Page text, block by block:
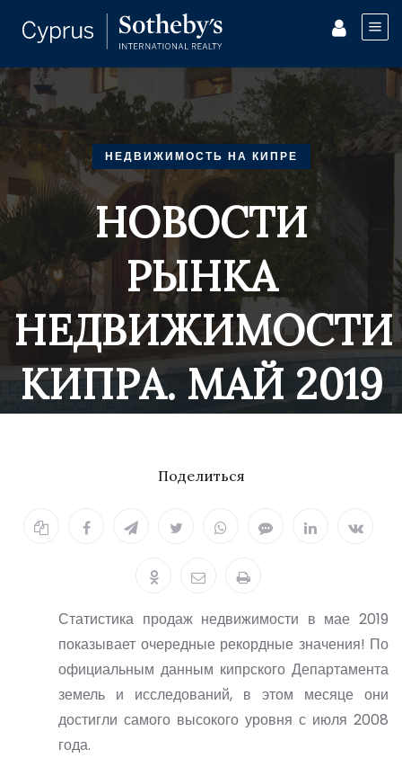
НЕДВИЖИМОСТЬ НА КИПРЕ
НОВОСТИ
РЫНКА
НЕДВИЖИМОСТИ
КИПРА. МАЙ 2019
Поделиться
Статистика продаж недвижимости в мае 2019
показывает очередные рекордные значения! По
официальным данным кипрского Департамента
земель и исследований, в этом месяце они
достигли самого высокого уровня с июля 2008
года.